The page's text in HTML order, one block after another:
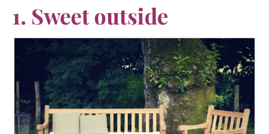
1. Sweet outside